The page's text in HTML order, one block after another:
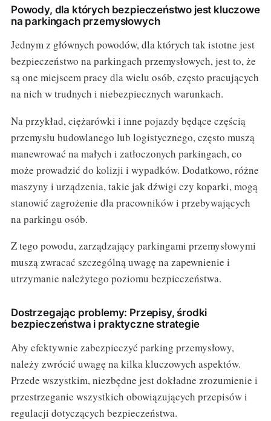
Powody, dla których bezpieczeństwo jest kluczowe
na parkingach przemysłowych
Jednym z głównych powodów, dla których tak istotne jest
bezpieczeństwo na parkingach przemysłowych, jest to, że
są one miejscem pracy dla wielu osób, często pracujących
na nich w trudnych i niebezpiecznych warunkach.
Na przykład, ciężarówki i inne pojazdy będące częścią
przemysłu budowlanego lub logistycznego, często muszą
manewrować na małych i zatłoczonych parkingach, co
może prowadzić do kolizji i wypadków. Dodatkowo, różne
maszyny i urządzenia, takie jak dźwigi czy koparki, mogą
stanowić zagrożenie dla pracowników i przebywających
na parkingu osób.
Z tego powodu, zarządzający parkingami przemysłowymi
muszą zwracać szczególną uwagę na zapewnienie i
utrzymanie należytego poziomu bezpieczeństwa.
Dostrzegając problemy: Przepisy, środki
bezpieczeństwa i praktyczne strategie
Aby efektywnie zabezpieczyć parking przemysłowy,
należy zwrócić uwagę na kilka kluczowych aspektów.
Przede wszystkim, niezbędne jest dokładne zrozumienie i
przestrzeganie wszystkich obowiązujących przepisów i
regulacji dotyczących bezpieczeństwa.